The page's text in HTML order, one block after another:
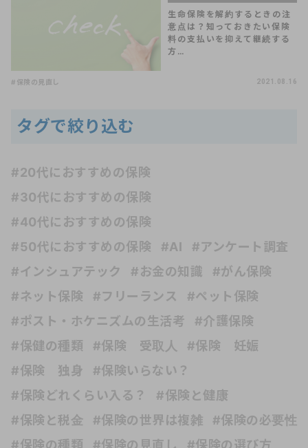
生命保険を解約するときの注
意点は？知っておきたい保険
料の支払いを抑えて継続する
方…
#保険の見直し 2021.08.16
タグで絞り込む
#20代におすすめの保険
#30代におすすめの保険
#40代におすすめの保険
#50代におすすめの保険
#AI
#アンケート調査
#インシュアテック
#お金の知識
#がん保険
#ネット保険
#フリーランス
#ペット保険
#ポスト・ホケニズムの生活考
#介護保険
#保健の種類
#保険 受取人
#保険 妊娠
#保険 独身
#保険いらない？
#保険どれくらい入る？
#保険と健康
#保険と税金
#保険の世界は複雑
#保険の必要性
#保険の種類
#保険の見直し
#保険の選び方